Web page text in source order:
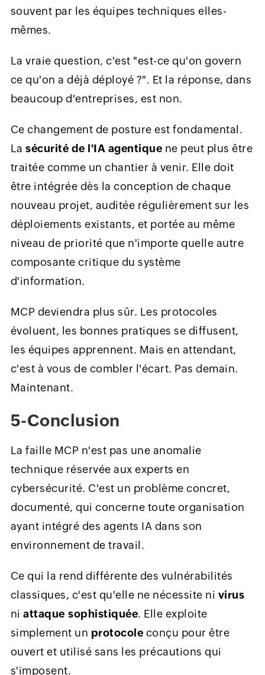
souvent par les équipes techniques elles-
mêmes.
La vraie question, c'est "est-ce qu'on govern
ce qu'on a déjà déployé ?". Et la réponse, dans
beaucoup d'entreprises, est non.
Ce changement de posture est fondamental.
Lasécurité de l'IA agentique ne peut plus être
traitée comme un chantier à venir. Elle doit
être intégrée dès la conception de chaque
nouveau projet, auditée régulièrement sur les
déploiements existants, et portée au même
niveau de priorité que n'importe quelle autre
composante critique du système
d'information.
MCP deviendra plus sûr. Les protocoles
évoluent, les bonnes pratiques se diffusent,
les équipes apprennent. Mais en attendant,
c'est à vous de combler l'écart. Pas demain.
Maintenant.
5-Conclusion
La faille MCP n'est pas une anomalie
technique réservée aux experts en
cybersécurité. C'est un problème concret,
documenté, qui concerne toute organisation
ayant intégré des agents IA dans son
environnement de travail.
Ce qui la rend différente des vulnérabilités
classiques, c'est qu'elle ne nécessite ni virus
niattaque sophistiquée. Elle exploite
simplement un protocole conçu pour être
ouvert et utilisé sans les précautions qui
s'imposent.